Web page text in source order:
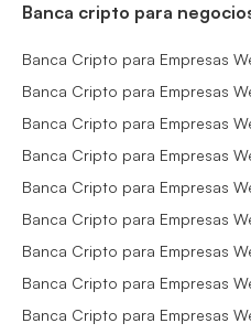
Banca cripto para
Banca Cripto para Empresas
Banca Cripto para Empresas
Banca Cripto para Empresas
Banca Cripto para Empresas
Banca Cripto para Empresas
Banca Cripto para Empresas
Banca Cripto para Empresas
Banca Cripto para Empresas
Banca Cripto para Empresas